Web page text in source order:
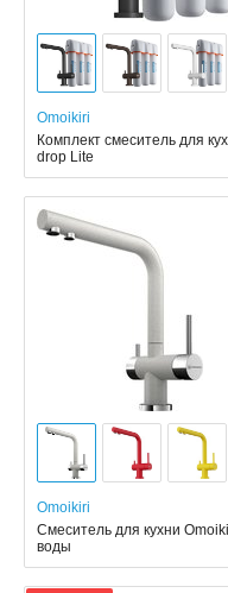
Omoikiri
Комплект смеситель для
drop Lite
Omoikiri
Смеситель для кухни
воды